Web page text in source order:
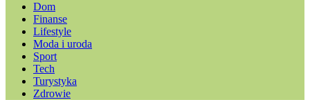
Dom
Finanse
Lifestyle
Moda i uroda
Sport
Tech
Turystyka
Zdrowie